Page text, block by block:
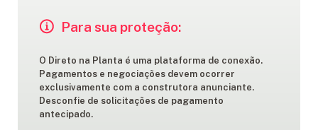
Para sua proteção:
O Direto na Planta é uma plataforma de conexão.
Pagamentos e negociações devem ocorrer
exclusivamente com a construtora anunciante.
Desconfie de solicitações de pagamento
antecipado.